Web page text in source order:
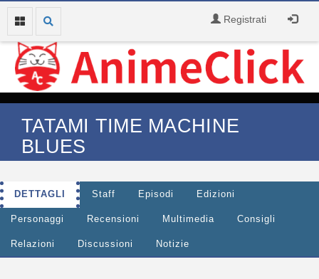
Registrati
TATAMI TIME MACHINE
BLUES
DETTAGLI Staff Episodi Edizioni
Personaggi Recensioni Multimedia Consigli
Relazioni Discussioni Notizie